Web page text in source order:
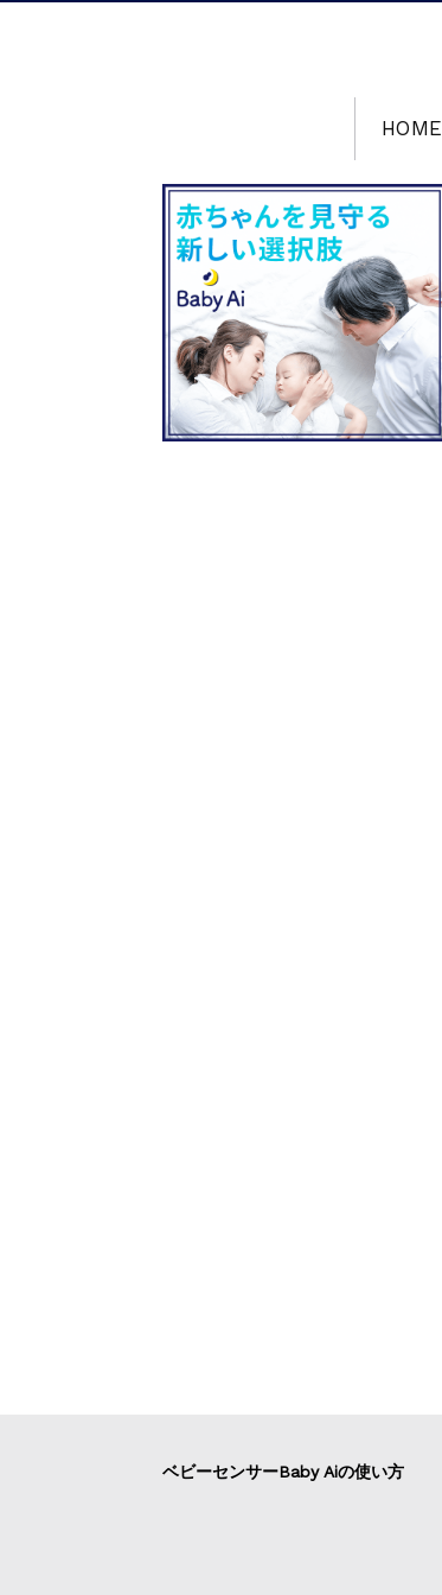
HOME
ベビーセンサーBaby Aiの使い方